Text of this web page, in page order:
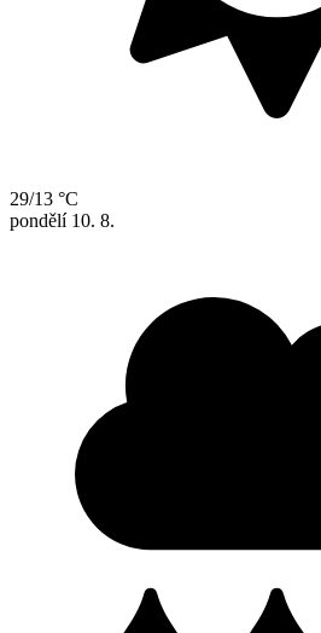
29/13 °C
pondělí 10. 8.